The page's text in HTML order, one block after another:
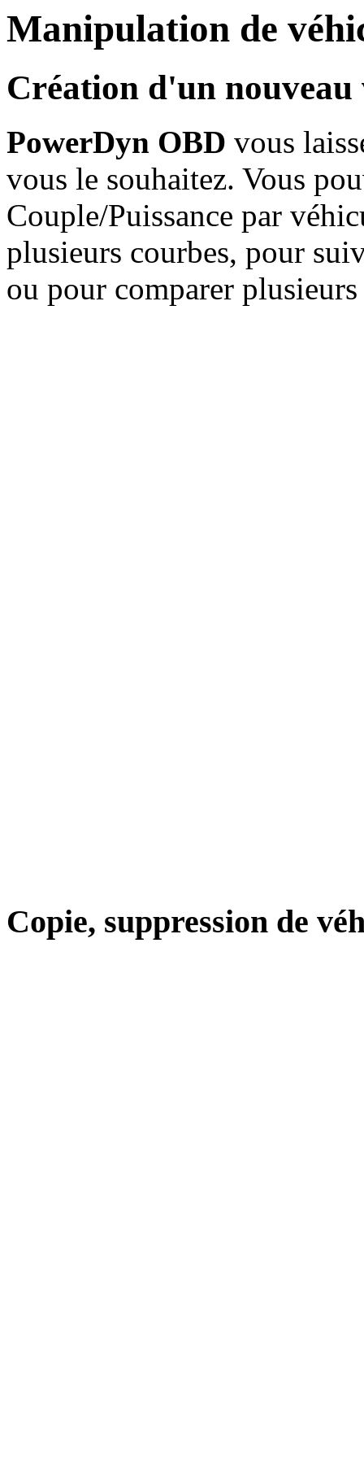
Manipulation de
Création d'un nouveau
PowerDyn OBD vous
vous le souhaitez. Vous
Couple/Puissance par
plusieurs courbes, pour
ou pour comparer
Copie, suppression de